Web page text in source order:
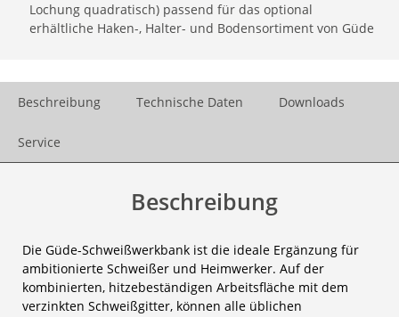
Lochung quadratisch) passend für das optional
erhältliche Haken-, Halter- und Bodensortiment von Güde
Beschreibung Technische Daten Downloads
Service
Beschreibung
Die Güde-Schweißwerkbank ist die ideale Ergänzung für
ambitionierte Schweißer und Heimwerker. Auf der
kombinierten, hitzebeständigen Arbeitsfläche mit dem
verzinkten Schweißgitter, können alle üblichen